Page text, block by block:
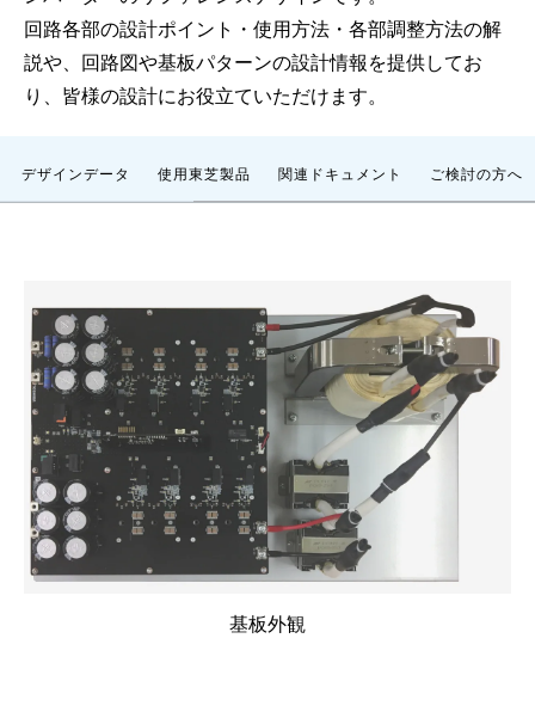
回路各部の設計ポイント・使用方法・各部調整方法の解
説や、回路図や基板パターンの設計情報を提供してお
り、皆様の設計にお役立ていただけます。
デザインデータ 使用東芝製品 関連ドキュメント ご検討の方へ
基板外観